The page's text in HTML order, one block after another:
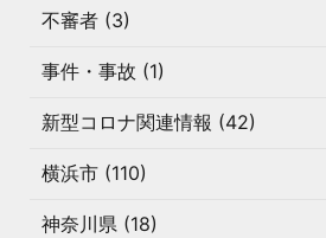
不審者 (3)
事件・事故 (1)
新型コロナ関連情報 (42)
横浜市 (110)
神奈川県 (18)